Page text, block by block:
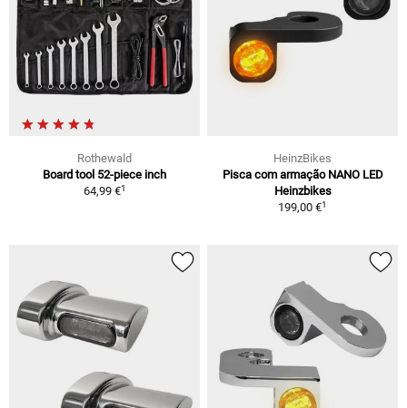
Rothewald
Board tool 52-piece inch
64,99 €1
HeinzBikes
Pisca com armação NANO LED
Heinzbikes
199,00 €1